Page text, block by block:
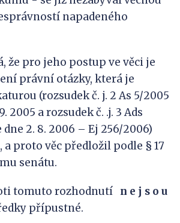
napadeného
že pro jeho postup ve věci je
právní otázky, která je
(rozsudek č. j. 2 As 5/2005
2005 a rozsudek č. .j. 3 Ads
dne 2. 8. 2006 – Ej 256/2006)
a proto věc předložil podle § 17
senátu.
tomuto rozhodnutí n e j s o u
přípustné.